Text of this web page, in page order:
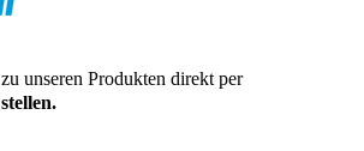
unseren Produkten direkt per
stellen.